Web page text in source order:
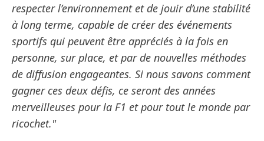
respecter l’environnement et de jouir d’une stabilité
à long terme, capable de créer des événements
sportifs qui peuvent être appréciés à la fois en
personne, sur place, et par de nouvelles méthodes
de diffusion engageantes. Si nous savons comment
gagner ces deux défis, ce seront des années
merveilleuses pour la F1 et pour tout le monde par
ricochet."